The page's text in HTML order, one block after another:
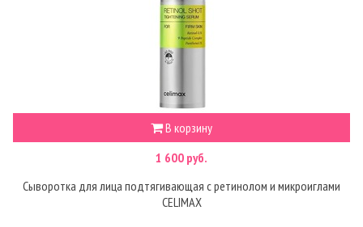
В корзину
1 600 руб.
Сыворотка для лица подтягивающая с ретинолом и микроиглами
CELIMAX